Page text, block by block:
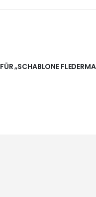
FÜR „SCHABLONE